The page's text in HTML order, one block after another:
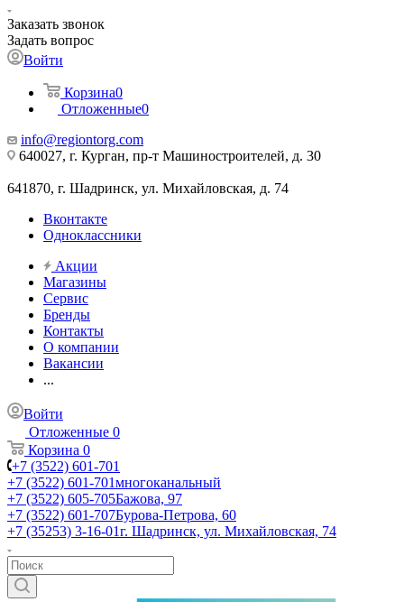
Заказать звонок
Задать вопрос
Войти
Корзина0
Отложенные0
info@regiontorg.com
640027, г. Курган, пр-т Машиностроителей, д. 30
641870, г. Шадринск, ул. Михайловская, д. 74
Вконтакте
Одноклассники
Акции
Магазины
Сервис
Бренды
Контакты
О компании
Вакансии
...
Войти
Отложенные 0
Корзина 0
+7 (3522) 601-701
+7 (3522) 601-701многоканальный
+7 (3522) 605-705Бажова, 97
+7 (3522) 601-707Бурова-Петрова, 60
+7 (35253) 3-16-01г. Шадринск, ул. Михайловская, 74